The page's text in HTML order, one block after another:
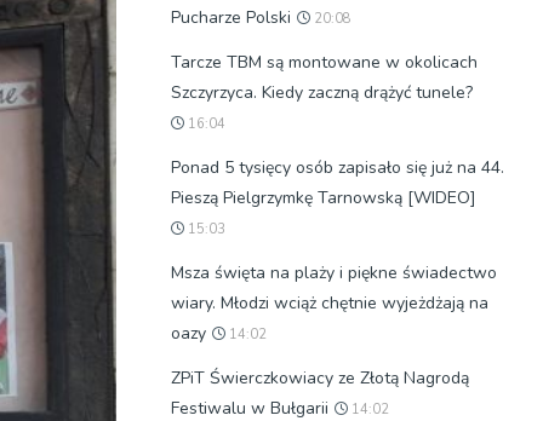
Pucharze Polski
20:08
Tarcze TBM są montowane w okolicach
Szczyrzyca. Kiedy zaczną drążyć tunele?
16:04
Ponad 5 tysięcy osób zapisało się już na 44.
Pieszą Pielgrzymkę Tarnowską [WIDEO]
15:03
Msza święta na plaży i piękne świadectwo
wiary. Młodzi wciąż chętnie wyjeżdżają na
oazy
14:02
ZPiT Świerczkowiacy ze Złotą Nagrodą
Festiwalu w Bułgarii
14:02